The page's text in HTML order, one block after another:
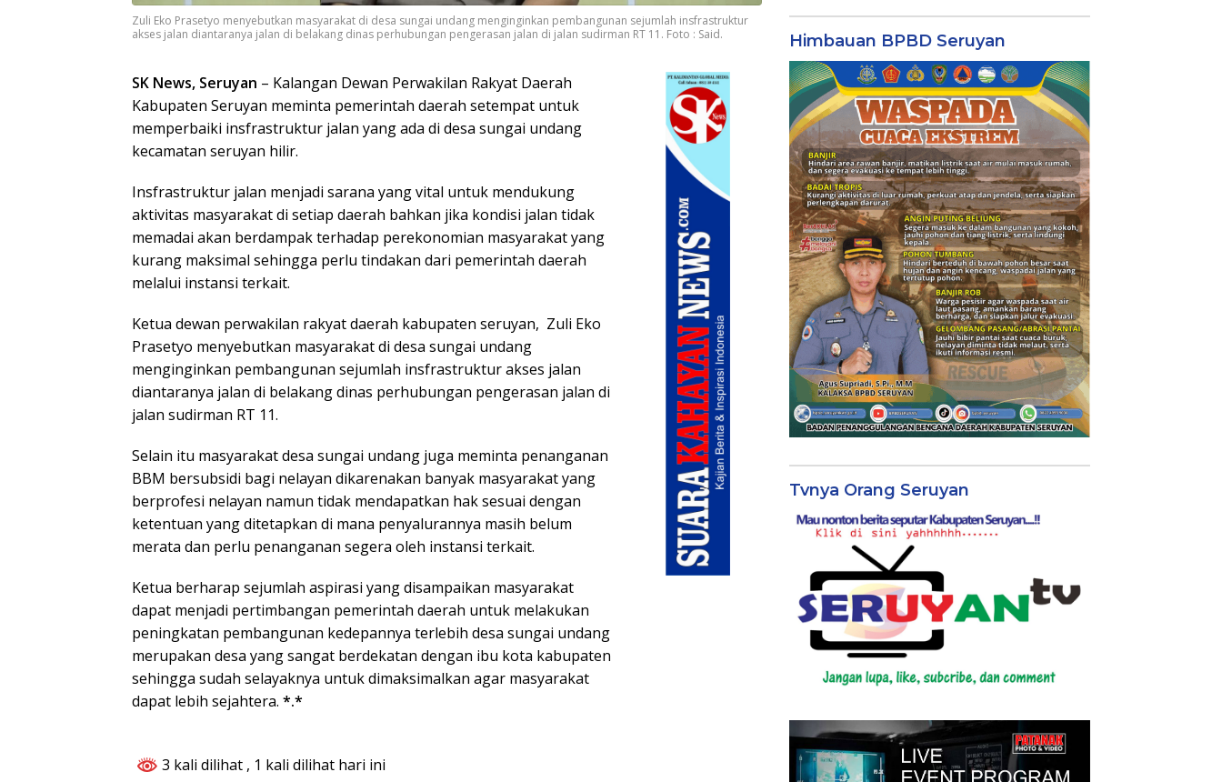
Zuli Eko Prasetyo menyebutkan masyarakat di desa sungai undang menginginkan pembangunan sejumlah insfrastruktur
akses jalan diantaranya jalan di belakang dinas perhubungan pengerasan jalan di jalan sudirman RT 11. Foto : Said.
SK News, Seruyan – Kalangan Dewan Perwakilan Rakyat Daerah
Kabupaten Seruyan meminta pemerintah daerah setempat untuk
memperbaiki insfrastruktur jalan yang ada di desa sungai undang
kecamatan seruyan hilir.
Insfrastruktur jalan menjadi sarana yang vital untuk mendukung
aktivitas masyarakat di setiap daerah bahkan jika kondisi jalan tidak
memadai akan berdampak terhadap perekonomian masyarakat yang
kurang maksimal sehingga perlu tindakan dari pemerintah daerah
melalui instansi terkait.
Ketua dewan perwakilan rakyat daerah kabupaten seruyan, Zuli Eko
Prasetyo menyebutkan masyarakat di desa sungai undang
menginginkan pembangunan sejumlah insfrastruktur akses jalan
diantaranya jalan di belakang dinas perhubungan pengerasan jalan di
jalan sudirman RT 11.
Selain itu masyarakat desa sungai undang juga meminta penanganan
BBM bersubsidi bagi nelayan dikarenakan banyak masyarakat yang
berprofesi nelayan namun tidak mendapatkan hak sesuai dengan
ketentuan yang ditetapkan di mana penyalurannya masih belum
merata dan perlu penanganan segera oleh instansi terkait.
Ketua berharap sejumlah aspirasi yang disampaikan masyarakat
dapat menjadi pertimbangan pemerintah daerah untuk melakukan
peningkatan pembangunan kedepannya terlebih desa sungai undang
merupakan desa yang sangat berdekatan dengan ibu kota kabupaten
sehingga sudah selayaknya untuk dimaksimalkan agar masyarakat
dapat lebih sejahtera. *.*
3 kali dilihat , 1 kali dilihat hari ini
Himbauan BPBD Seruyan
Tvnya Orang Seruyan